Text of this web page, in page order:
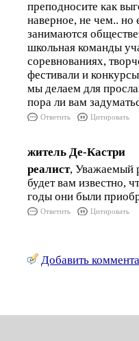
преподносите как
наверное, не чем.. но
занимаются
школьная команды
соревнованиях,
фестивали и
мы делаем для
пора ли вам
Ответить Цитировать
житель Де-Кастри
реалист, Уважаемый
будет вам известно,
годы они были
Ответить Цитировать
Добавить